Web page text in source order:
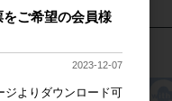
ご希望の会員様
2023-12-07
ジよりダウンロード可